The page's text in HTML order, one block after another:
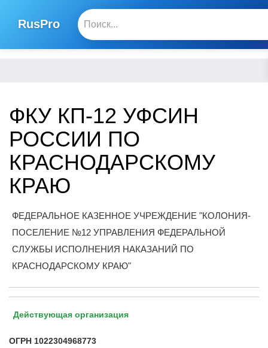
RusPro
ФКУ КП-12 УФСИН
РОССИИ ПО
КРАСНОДАРСКОМУ
КРАЮ
ФЕДЕРАЛЬНОЕ КАЗЕННОЕ УЧРЕЖДЕНИЕ "КОЛОНИЯ-
ПОСЕЛЕНИЕ №12 УПРАВЛЕНИЯ ФЕДЕРАЛЬНОЙ
СЛУЖБЫ ИСПОЛНЕНИЯ НАКАЗАНИЙ ПО
КРАСНОДАРСКОМУ КРАЮ"
Действующая организация
ОГРН 1022304968773